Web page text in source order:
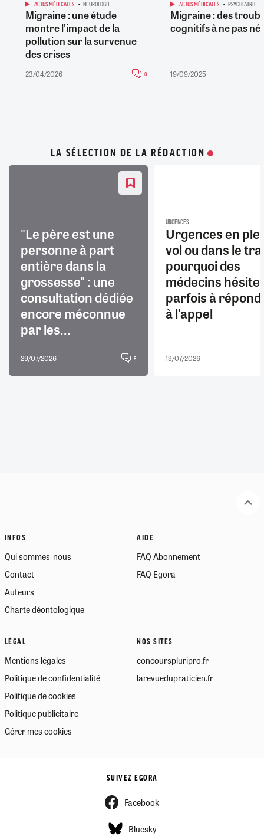
ACTUS MÉDICALES NEUROLOGIE
Migraine : une étude
montre l’impact de la
pollution sur la survenue
des crises
23/04/2026 0
ACTUS MÉDICALES PSYCHIATRIE
Migraine : des
cognitifs à ne pas
19/09/2025
LA SÉLECTION DE LA RÉDACTION
"Le père est une
personne à part
entière dans la
grossesse" : une
consultation dédiée
encore méconnue
par les...
29/07/2026 8
URGENCES
Urgences en
vol ou dans le
pourquoi des
médecins
parfois à
à l'appel
13/07/2026
INFOS
Qui sommes-nous
Contact
Auteurs
Charte déontologique
AIDE
FAQ Abonnement
FAQ Egora
LÉGAL
Mentions légales
Politique de confidentialité
Politique de cookies
Politique publicitaire
Gérer mes cookies
NOS SITES
concourspluripro.fr
larevuedupraticien.fr
SUIVEZ EGORA
Facebook
Bluesky